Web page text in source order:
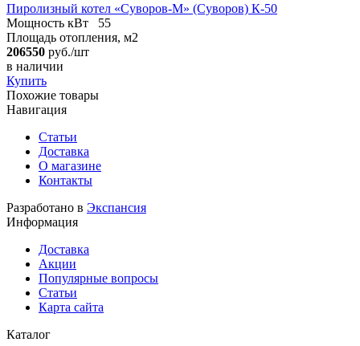
Пиролизный котел «Суворов-М» (Суворов) К-50
Мощность кВт
55
Площадь отопления, м2
206550 руб./шт
в наличии
Купить
Похожие товары
Навигация
Статьи
Доставка
О магазине
Контакты
Разработано в Экспансия
Информация
Доставка
Акции
Популярные вопросы
Статьи
Карта сайта
Каталог